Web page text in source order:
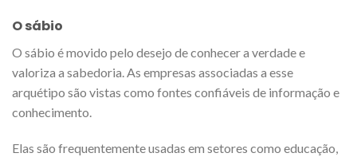
O sábio
O sábio é movido pelo desejo de conhecer a verdade e
valoriza a sabedoria. As empresas associadas a esse
arquétipo são vistas como fontes confiáveis de informação e
conhecimento.
Elas são frequentemente usadas em setores como educação,